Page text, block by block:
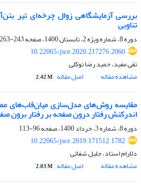
بررسی آزمایشگاهی زوال چرخه‌ای تیر
تناوبی
دوره 8، شماره ویژه 2، تابستان 1400، صفحه
243-263
10.22065/jsce.2020.217276.2060
تقی مفید، حمید رضا توکلی
مشاهده مقاله
اصل مقاله 2.42 M
مقایسه روش‌های مدل‌‌سازی میان‌‌قاب‌‌های
اندرکنش رفتار درون صفحه بر رفتار برون
دوره 8، شماره 3، خرداد 1400، صفحه
96-113
10.22065/jsce.2019.171512.1782
دلارام استاد، جلیل شفائی
مشاهده مقاله
اصل مقاله 2.03 M